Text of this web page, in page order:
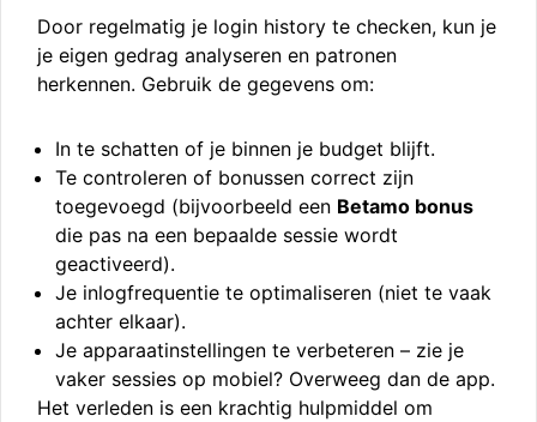
Door regelmatig je login history te checken, kun je
je eigen gedrag analyseren en patronen
herkennen. Gebruik de gegevens om:
In te schatten of je binnen je budget blijft.
Te controleren of bonussen correct zijn
toegevoegd (bijvoorbeeld een Betamo bonus
die pas na een bepaalde sessie wordt
geactiveerd).
Je inlogfrequentie te optimaliseren (niet te vaak
achter elkaar).
Je apparaatinstellingen te verbeteren – zie je
vaker sessies op mobiel? Overweeg dan de app.
Het verleden is een krachtig hulpmiddel om